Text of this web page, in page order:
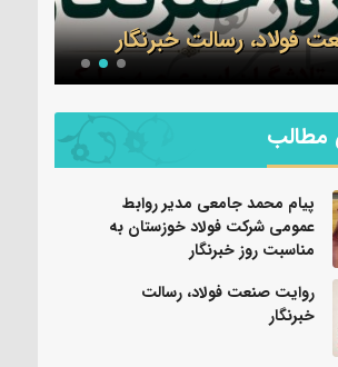
فولاد،‌ رسالت خبرنگار
مطالب
پیام محمد جامعی مدیر روابط
عمومی شرکت فولاد خوزستان به
مناسبت روز خبرنگار
روایت صنعت فولاد،‌ رسالت
خبرنگار